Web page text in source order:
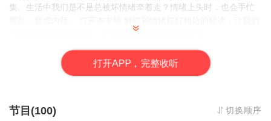
集。生活中我们是不是总被坏情绪牵着走？情绪上头时，也会手忙
一起把坏心情关在门外，把日子过成自己喜欢的样子。
同学合力助演，特别鸣谢玄青老刺猬班班；七月羽声班班；晓雅班
11-13章——陌小丁
打开APP，完整收听
节目(100) 切换顺序